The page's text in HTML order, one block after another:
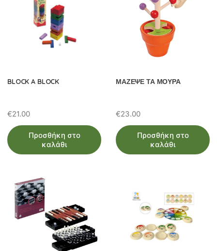
BLOCK A BLOCK
€21.00
Προσθήκη στο
καλάθι
ΜΑΖΕΨΕ ΤΑ ΜΟΥΡΑ
€23.00
Προσθήκη στο
καλάθι